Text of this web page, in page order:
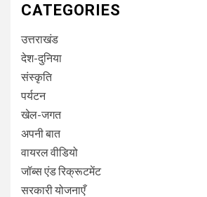
CATEGORIES
उत्तराखंड
देश-दुनिया
संस्कृति
पर्यटन
खेल-जगत
अपनी बात
वायरल वीडियो
जॉब्स एंड रिक्रूटमेंट
सरकारी योजनाएँ